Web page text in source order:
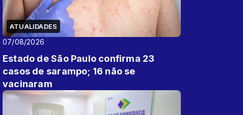
ATUALIDADES
07/08/2026
Estado de São Paulo confirma 23
casos de sarampo; 16 não se
vacinaram